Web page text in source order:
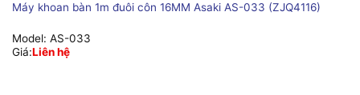
Máy khoan bàn 1m đuôi côn 16MM Asaki AS-033 (ZJQ4116)
Model: AS-033
Giá:Liên hệ